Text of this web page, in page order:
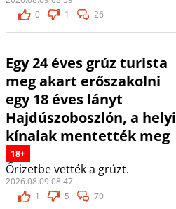
0
1 26
Egy 24 éves grúz turista
meg akart erőszakolni
egy 18 éves lányt
Hajdúszoboszlón, a helyi
kínaiak mentették meg
18+
Őrizetbe vették a grúzt.
2026.08.09 08:47
1
5 70